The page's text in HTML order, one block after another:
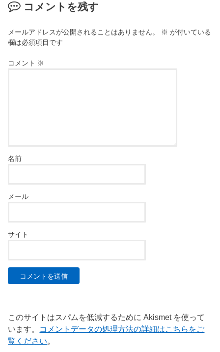
コメントを残す
メールアドレスが公開されることはありません。 ※ が付いている
欄は必須項目です
コメント ※
名前
メール
サイト
このサイトはスパムを低減するために Akismet を使って
います。 コメントデータの処理方法の詳細はこちらをご
覧ください。